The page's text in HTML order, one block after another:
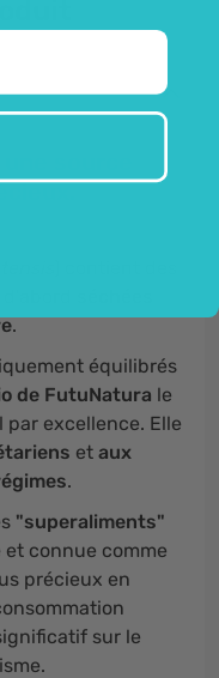
source
.
équilibrés
de FutuNatura le
excellence. Elle
et aux
.
"superaliments"
et connue comme
précieux en
sur le